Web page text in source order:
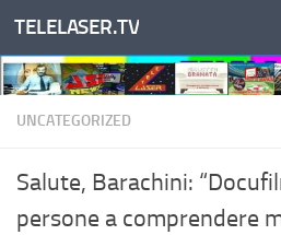
Salta al contenuto
TELELASER.TV
UNCATEGORIZED
Salute, Barachini:
persone a comprendere